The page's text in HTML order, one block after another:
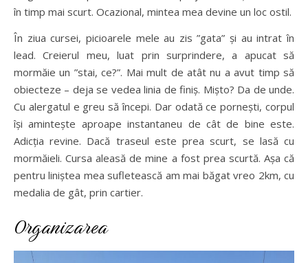
în timp mai scurt. Ocazional, mintea mea devine un loc ostil.
În ziua cursei, picioarele mele au zis ”gata” și au intrat în
lead. Creierul meu, luat prin surprindere, a apucat să
mormăie un ”stai, ce?”. Mai mult de atât nu a avut timp să
obiecteze – deja se vedea linia de finiș. Mișto? Da de unde.
Cu alergatul e greu să începi. Dar odată ce pornești, corpul
își amintește aproape instantaneu de cât de bine este.
Adicția revine. Dacă traseul este prea scurt, se lasă cu
mormăieli. Cursa aleasă de mine a fost prea scurtă. Așa că
pentru liniștea mea sufletească am mai băgat vreo 2km, cu
medalia de gât, prin cartier.
Organizarea